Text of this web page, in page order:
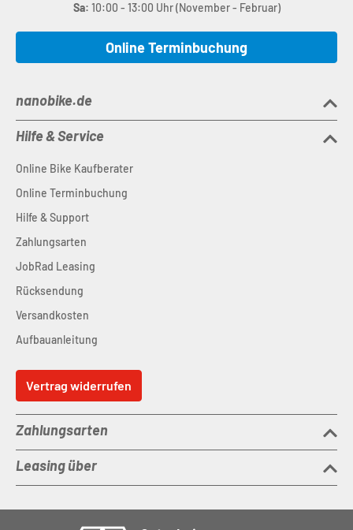
Sa: 10:00 - 13:00 Uhr (November - Februar)
Online Terminbuchung
nanobike.de
Hilfe & Service
Online Bike Kaufberater
Online Terminbuchung
Hilfe & Support
Zahlungsarten
JobRad Leasing
Rücksendung
Versandkosten
Aufbauanleitung
Vertrag widerrufen
Zahlungsarten
Leasing über